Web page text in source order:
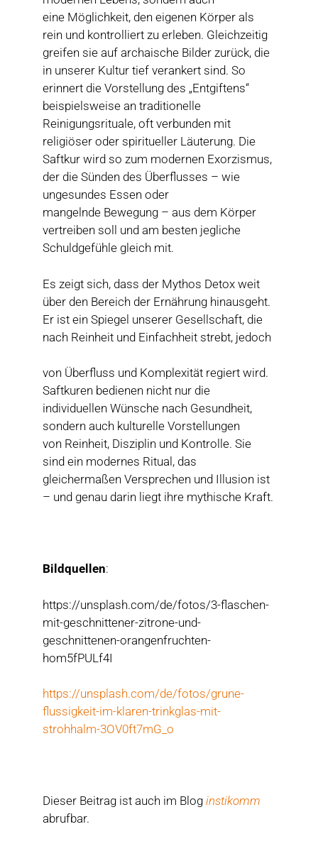
eine Möglichkeit, den eigenen Körper als
rein und kontrolliert zu erleben. Gleichzeitig
greifen sie auf archaische Bilder zurück, die
in unserer Kultur tief verankert sind. So
erinnert die Vorstellung des „Entgiftens“
beispielsweise an traditionelle
Reinigungsrituale, oft verbunden mit
religiöser oder spiritueller Läuterung. Die
Saftkur wird so zum modernen Exorzismus,
der die Sünden des Überflusses – wie
ungesundes Essen oder
mangelnde Bewegung – aus dem Körper
vertreiben soll und am besten jegliche
Schuldgefühle gleich mit.
Es zeigt sich, dass der Mythos Detox weit
über den Bereich der Ernährung hinausgeht.
Er ist ein Spiegel unserer Gesellschaft, die
nach Reinheit und Einfachheit strebt, jedoch
von Überfluss und Komplexität regiert wird.
Saftkuren bedienen nicht nur die
individuellen Wünsche nach Gesundheit,
sondern auch kulturelle Vorstellungen
von Reinheit, Disziplin und Kontrolle. Sie
sind ein modernes Ritual, das
gleichermaßen Versprechen und Illusion ist
– und genau darin liegt ihre mythische Kraft.
Bildquellen:
https://unsplash.com/de/fotos/3-flaschen-
mit-geschnittener-zitrone-und-
geschnittenen-orangenfruchten-
hom5fPULf4I
https://unsplash.com/de/fotos/grune-
flussigkeit-im-klaren-trinkglas-mit-
strohhalm-3OV0ft7mG_o
Dieser Beitrag ist auch im Blog instikomm
abrufbar.